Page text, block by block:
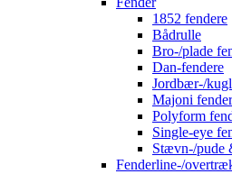
1852 fendere
Bådrulle
Bro-/plade
Dan-fendere
Jordbær-/
Majoni
Polyform
Single-eye
Stævn-/pude
Fenderline-/